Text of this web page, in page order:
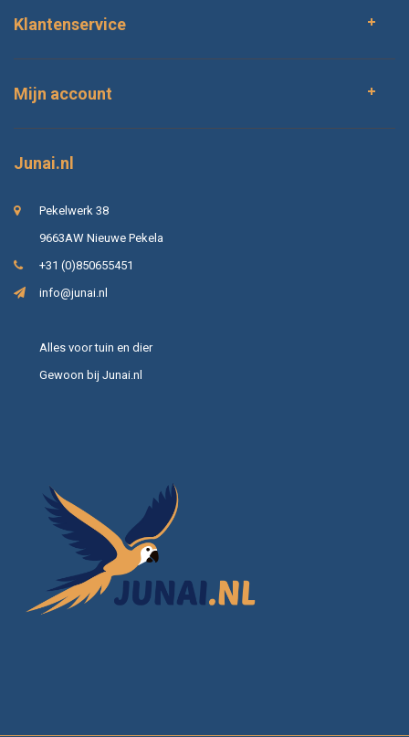
Klantenservice
Mijn account
Junai.nl
Pekelwerk 38
9663AW Nieuwe Pekela
+31 (0)850655451
info@junai.nl
Alles voor tuin en dier
Gewoon bij Junai.nl